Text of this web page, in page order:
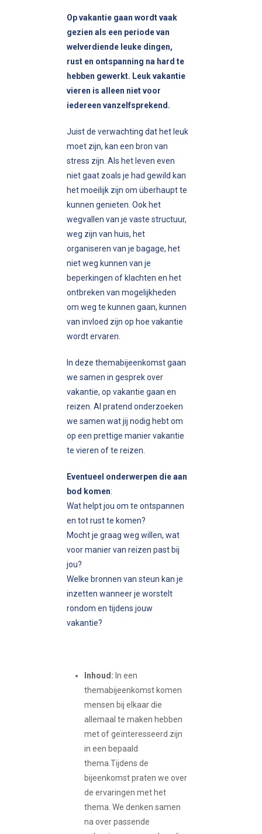
Op vakantie gaan wordt vaak
gezien als een periode van
welverdiende leuke dingen,
rust en ontspanning na hard te
hebben gewerkt. Leuk vakantie
vieren is alleen niet voor
iedereen vanzelfsprekend.
Juist de verwachting dat het leuk
moet zijn, kan een bron van
stress zijn. Als het leven even
niet gaat zoals je had gewild kan
het moeilijk zijn om überhaupt te
kunnen genieten. Ook het
wegvallen van je vaste structuur,
weg zijn van huis, het
organiseren van je bagage, het
niet weg kunnen van je
beperkingen of klachten en het
ontbreken van mogelijkheden
om weg te kunnen gaan, kunnen
van invloed zijn op hoe vakantie
wordt ervaren.
In deze themabijeenkomst gaan
we samen in gesprek over
vakantie, op vakantie gaan en
reizen. Al pratend onderzoeken
we samen wat jij nodig hebt om
op een prettige manier vakantie
te vieren of te reizen.
Eventueel onderwerpen die aan
bod komen:
Wat helpt jou om te ontspannen
en tot rust te komen?
Mocht je graag weg willen, wat
voor manier van reizen past bij
jou?
Welke bronnen van steun kan je
inzetten wanneer je worstelt
rondom en tijdens jouw
vakantie?
Inhoud: In een
themabijeenkomst komen
mensen bij elkaar die
allemaal te maken hebben
met of geïnteresseerd zijn
in een bepaald
thema.Tijdens de
bijeenkomst praten we over
de ervaringen met het
thema. We denken samen
na over passende